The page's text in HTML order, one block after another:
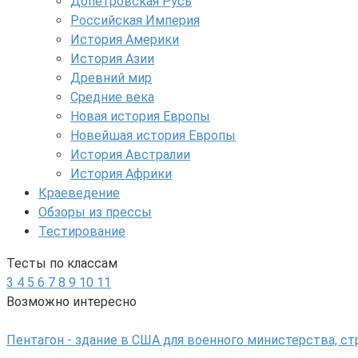
Российская Империя
История Америки
История Азии
Древний мир
Средние века
Новая история Европы
Новейшая история Европы
История Австралии
История Африки
Краеведение
Обзоры из прессы
Тестирование
Тесты по классам
3 4 5 6 7 8 9 10 11
Возможно интересно
Пентагон - здание в США для военного министерства,